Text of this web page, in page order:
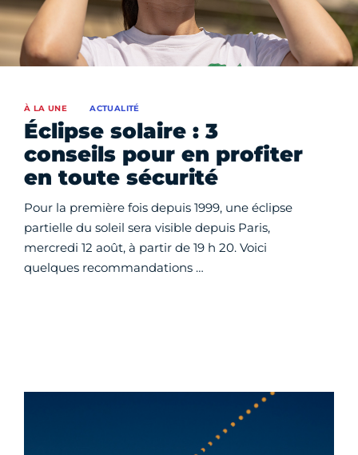
Éclipse solaire : 3
conseils pour en profiter
en toute sécurité
À LA UNE ACTUALITÉ
Pour la première fois depuis 1999, une éclipse
partielle du soleil sera visible depuis Paris,
mercredi 12 août, à partir de 19 h 20. Voici
quelques recommandations …